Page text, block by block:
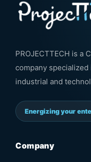
PROJECTTECH is a
company
industrial and
Energizing your
Company